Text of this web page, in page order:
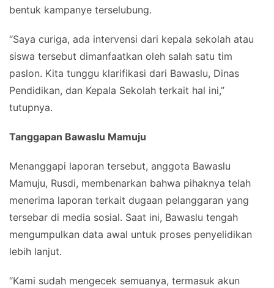
bentuk kampanye terselubung.
“Saya curiga, ada intervensi dari kepala sekolah atau
siswa tersebut dimanfaatkan oleh salah satu tim
paslon. Kita tunggu klarifikasi dari Bawaslu, Dinas
Pendidikan, dan Kepala Sekolah terkait hal ini,”
tutupnya.
Tanggapan Bawaslu Mamuju
Menanggapi laporan tersebut, anggota Bawaslu
Mamuju, Rusdi, membenarkan bahwa pihaknya telah
menerima laporan terkait dugaan pelanggaran yang
tersebar di media sosial. Saat ini, Bawaslu tengah
mengumpulkan data awal untuk proses penyelidikan
lebih lanjut.
“Kami sudah mengecek semuanya, termasuk akun